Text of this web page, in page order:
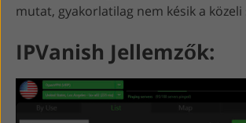
mutat, gyakorlatilag nem késik a közeli
IPVanish Jellemzők: